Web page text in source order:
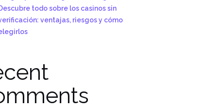
todo sobre los casinos sin
ventajas, riesgos y cómo